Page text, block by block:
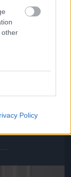
other
Policy
#18